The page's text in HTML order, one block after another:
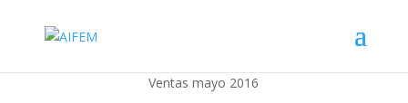
Ventas mayo 2016